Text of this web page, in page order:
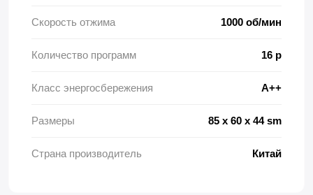
Скорость отжима 1000 об/мин
Количество программ 16 p
Класс энергосбережения A++
Размеры 85 x 60 x 44 sm
Страна производитель Китай